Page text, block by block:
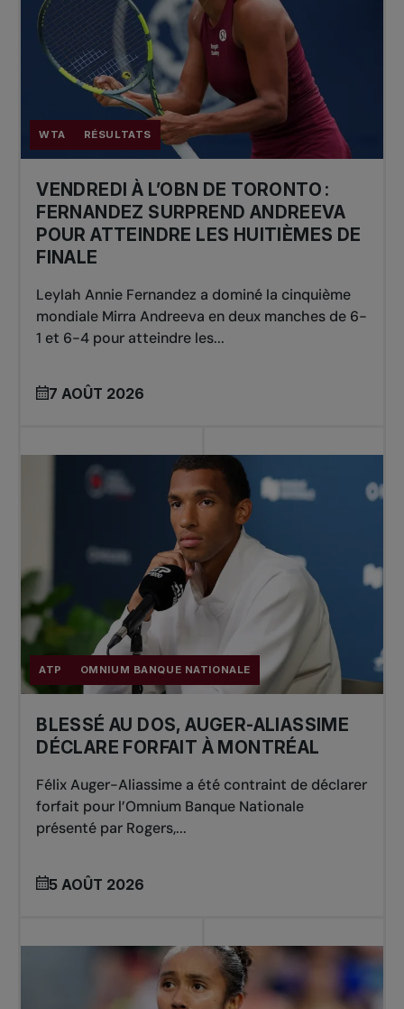
WTA RÉSULTATS
VENDREDI À L’OBN DE TORONTO :
FERNANDEZ SURPREND ANDREEVA
POUR ATTEINDRE LES HUITIÈMES DE
FINALE
Leylah Annie Fernandez a dominé la cinquième
mondiale Mirra Andreeva en deux manches de 6-
1 et 6-4 pour atteindre les...
7 AOÛT 2026
ATP OMNIUM BANQUE NATIONALE
BLESSÉ AU DOS, AUGER-ALIASSIME
DÉCLARE FORFAIT À MONTRÉAL
Félix Auger-Aliassime a été contraint de déclarer
forfait pour l’Omnium Banque Nationale
présenté par Rogers,...
5 AOÛT 2026